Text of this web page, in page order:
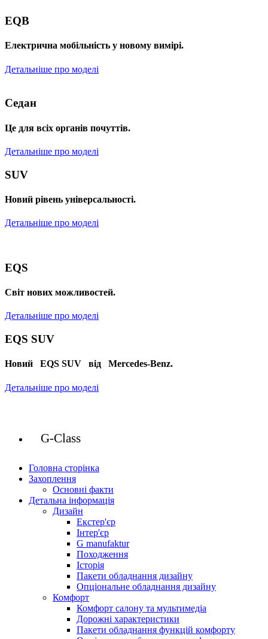
EQB
Електрична мобільність у новому вимірі.
Детальніше про моделі
Седан
Це для всіх органів почуттів.
Детальніше про моделі
SUV
Новий рівень універсальності.
Детальніше про моделі
EQS
Cвіт нових можливостей.
Детальніше про моделі
EQS SUV
Новий EQS SUV від Mercedes-Benz.
Детальніше про моделі
G-Class
Головна сторінка
Захоплення
Основні факти
Детальна інформація
Дизайн
Екстер'єр
Інтер'єр
G manufaktur
Походження
Історія
Пакети обладнання дизайну
Опціональне обладнання дизайну
Комфорт
Комфорт салону та мультимедіа
Дорожні характеристики
Пакети обладнання функцій комфорту